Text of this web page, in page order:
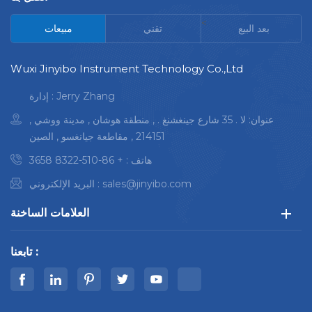
مبيعات تقني < بعد البيع
Wuxi Jinyibo Instrument Technology Co.,Ltd
إدارة : Jerry Zhang
عنوان: لا . 35 شارع جينغشنغ . , منطقة هوشان , مدينة ووشي ,
214151 , مقاطعة جيانغسو , الصين
هاتف : + 86-510-8322 3658
البريد الإلكتروني : sales@jinyibo.com
العلامات الساخنة
تابعنا :